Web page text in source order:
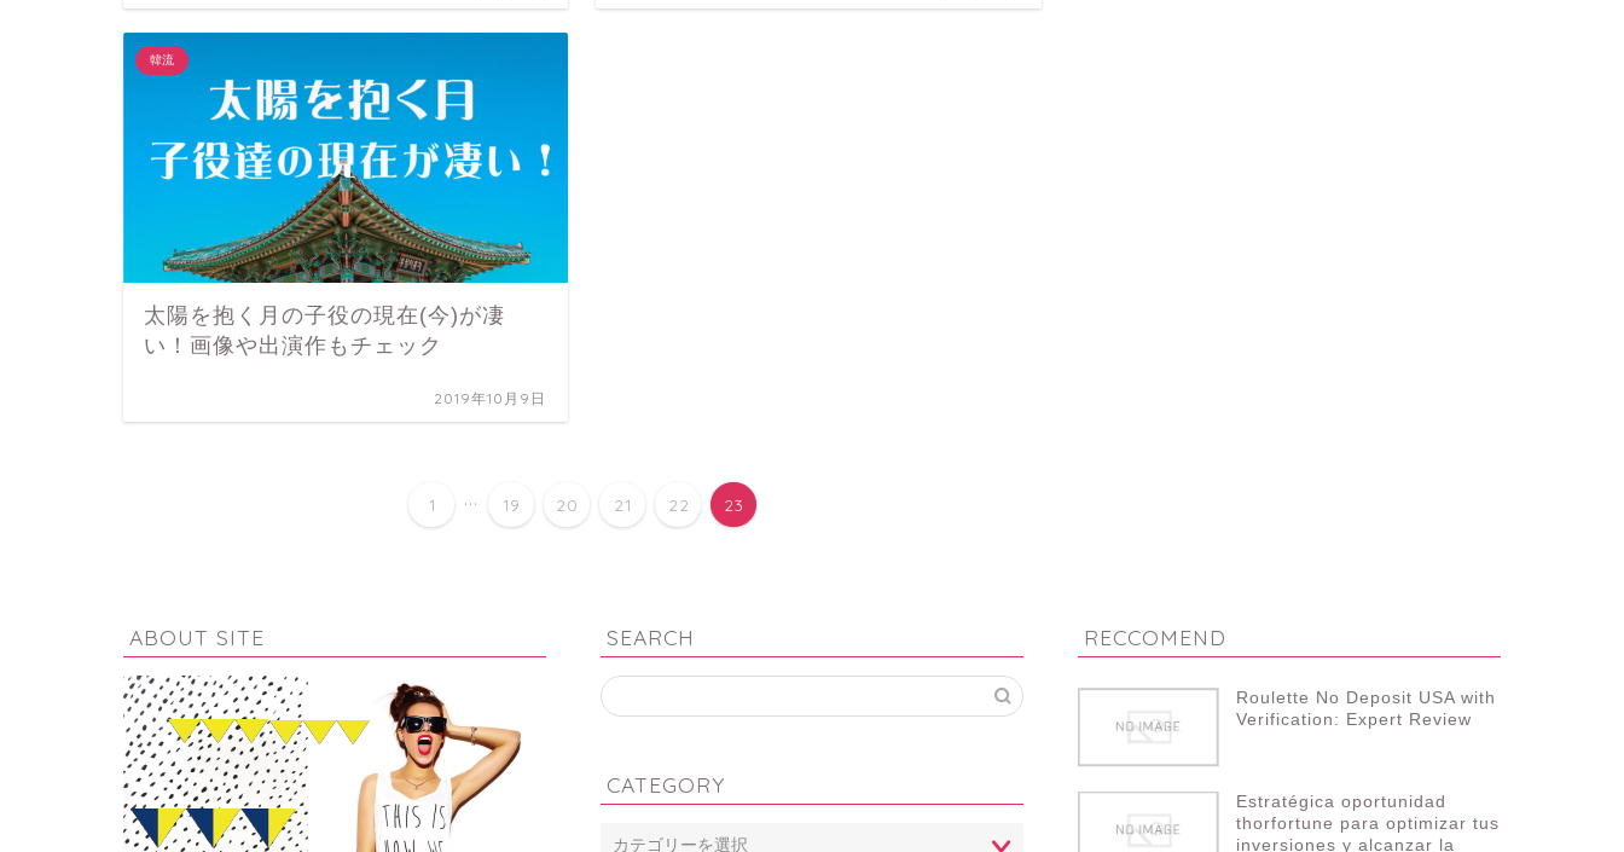
韓流
太陽を抱く月の子役の現在(今)が凄
い！画像や出演作もチェック
2019年10月9日
1 ... 19 20 21 22 23
ABOUT SITE SEARCH
CATEGORY
RECCOMEND
Roulette No Deposit USA with
Verification: Expert Review
Estratégica oportunidad
thorfortune para optimizar tus
inversiones y alcanzar la